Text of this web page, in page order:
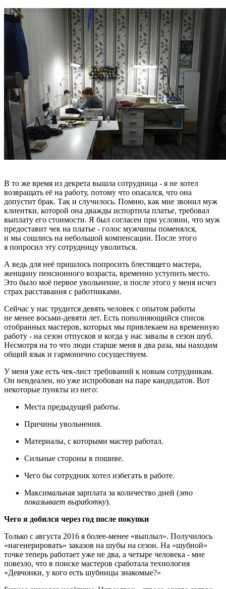
В то же время из декрета вышла сотрудница - я не хотел
возвращать её на работу, потому что опасался, что она
допустит брак. Так и случилось. Помню, как мне звонил муж
клиентки, которой она дважды испортила платье, требовал
выплату его стоимости. Я был согласен при условии, что муж
предоставит чек на платье - голос мужчины поменялся,
и мы сошлись на небольшой компенсации. После этого
я попросил эту сотрудницу уволиться.
А ведь для неё пришлось попросить блестящего мастера,
женщину пенсионного возраста, временно уступить место.
Это было моё первое увольнение, и после этого у меня исчез
страх расставания с работниками.
Сейчас у нас трудится девять человек с опытом работы
не менее восьми-девяти лет. Есть пополняющийся список
отобранных мастеров, которых мы привлекаем на временную
работу - на сезон отпусков и когда у нас завалы в сезон шуб.
Несмотря на то что люди старше меня в два раза, мы находим
общий язык и гармонично сосуществуем.
У меня уже есть чек-лист требований к новым сотрудникам.
Он неидеален, но уже испробован на паре кандидатов. Вот
некоторые пункты из него:
Места предыдущей работы.
Причины увольнения.
Материалы, с которыми мастер работал.
Сильные стороны в пошиве.
Чего бы сотрудник хотел избегать в работе.
Максимальная зарплата за количество дней (это
показывает выработку).
Чего я добился через год после покупки
Только с августа 2016 я более-менее «выплыл». Получилось
«нагенерировать» заказов на шубы на сезон. На «шубной»
точке теперь работает уже не два, а четыре человека - мне
повезло, что в поиске мастеров сработала технология
«Девчонки, у кого есть шубницы знакомые?»